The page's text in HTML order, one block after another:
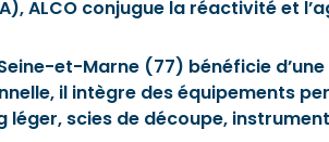
ALCO conjugue la réactivité et
et-Marne (77) bénéficie
il intègre des équipements
scies de découpe,